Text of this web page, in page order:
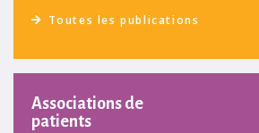
Toutes les publications
Associations de
patients